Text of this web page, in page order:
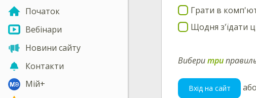
Початок
Вебінари
Новини сайту
Контакти
Мій+
Грати в
Щодня з'їдати
Виберитри
Вхід на сайт або